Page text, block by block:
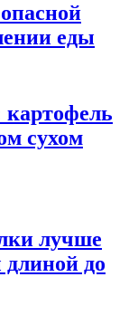
еды
сухом
лучше
длиной до